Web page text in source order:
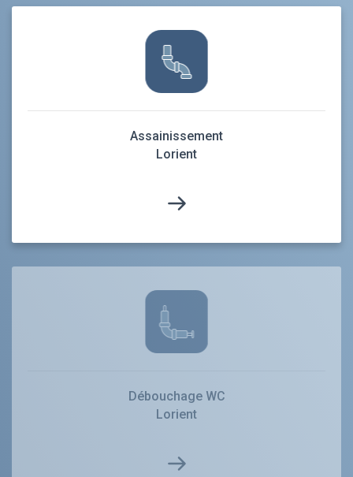
Assainissement
Lorient
Débouchage WC
Lorient